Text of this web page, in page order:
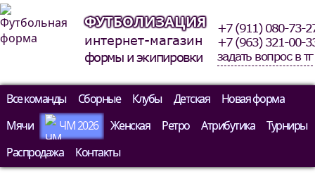
ФУТБОЛИЗАЦИЯ
интернет-магазин
формы и экипировки
+7 (911) 080-73-
+7 (963) 321-00-
задать вопрос в тг
Все команды Сборные Клубы Детская
Новая форма
Мячи
ЧМ 2026 Женская Ретро Атрибутика
Турниры
Распродажа
Контакты